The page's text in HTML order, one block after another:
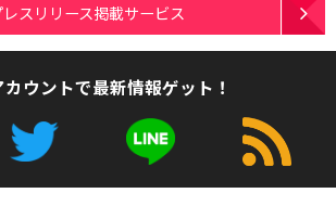
レスリリース掲載サービス
ウントで最新情報ゲット！